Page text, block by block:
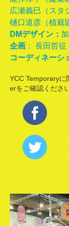
広瀬義巳（スタ
樋口道彦（植栽
DMデザイン：
企画 ： 長田哲征
コーディネーシ
YCC Temporaryに
erをご確認ください